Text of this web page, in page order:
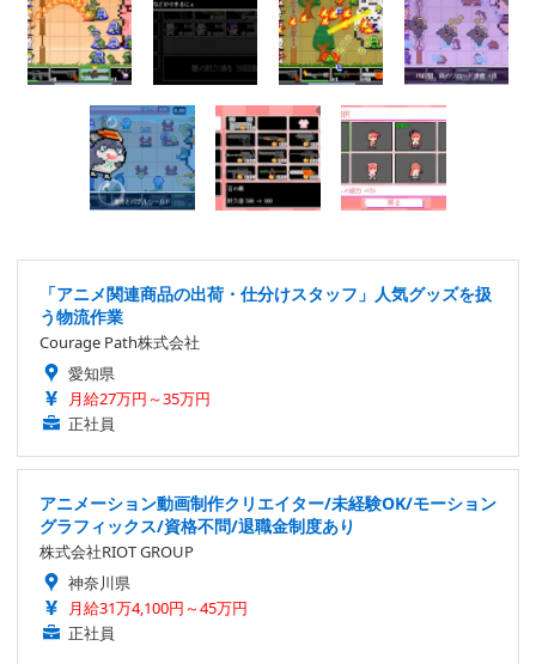
「アニメ関連商品の出荷・仕分けスタッフ」人気グッズを扱
う物流作業
Courage Path株式会社
愛知県
月給27万円～35万円
正社員
アニメーション動画制作クリエイター/未経験OK/モーション
グラフィックス/資格不問/退職金制度あり
株式会社RIOT GROUP
神奈川県
月給31万4,100円～45万円
正社員